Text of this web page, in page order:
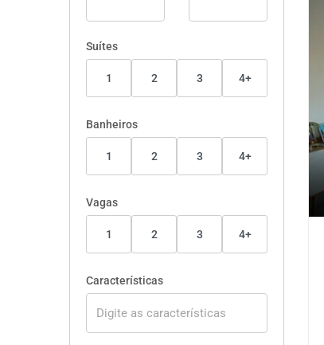
Suítes
1 2 3 4+
Banheiros
1 2 3 4+
Vagas
1 2 3 4+
Características